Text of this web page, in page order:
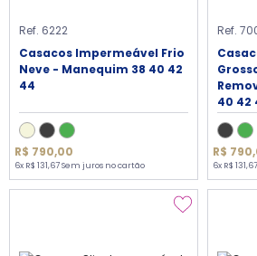
Ref. 6222
Casacos Impermeável Frio
Neve - Manequim 38 40 42
44
R$ 790,00
6x R$ 131,67 Sem juros no cartão
Ref.
40 42
R$
6x R$